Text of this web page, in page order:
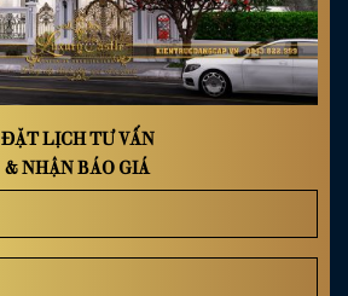
ĐẶT LỊCH TƯ VẤN
& NHẬN BÁO GIÁ